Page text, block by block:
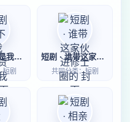
短剧 · 房不是我的，贷却让我背
短剧
短剧 · 谁带这家伙进修士圈的
共同分类：短剧